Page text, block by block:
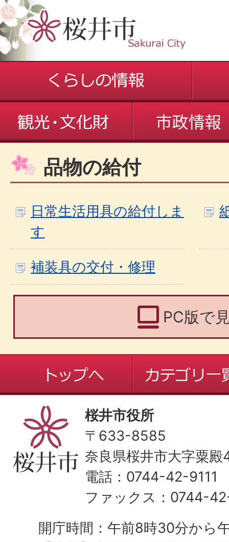
品物の給付
日常生活用具の給付しま
す
補装具の交付・修理
PC版で
桜井市役所
〒633-8585
奈良県桜井市大字粟
電話：0744-42-9111
ファックス：0744-
開庁時間：午前8時30分から